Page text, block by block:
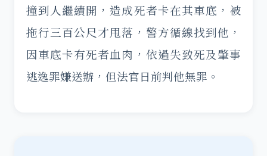
撞到人繼續開，造成死者卡在其車底，被
拖行三百公尺才甩落，警方循線找到他，
因車底卡有死者血肉，依過失致死及肇事
逃逸罪嫌送辦，但法官日前判他無罪。